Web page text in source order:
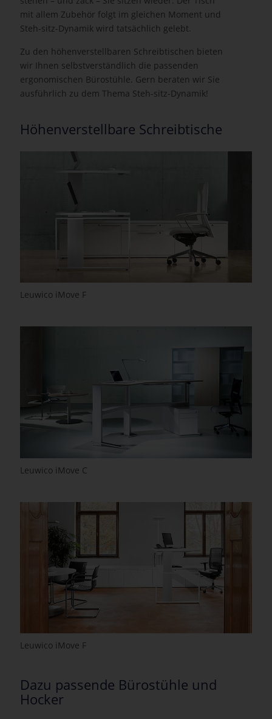
mit allem Zubehör folgt im gleichen Moment und
Steh-sitz-Dynamik wird tatsächlich gelebt.
Zu den höhenverstellbaren Schreibtischen bieten
wir Ihnen selbstverständlich die passenden
ergonomischen Bürostühle. Gern beraten wir Sie
ausführlich zu dem Thema Steh-sitz-Dynamik!
Höhenverstellbare Schreibtische
Leuwico iMove F
Leuwico iMove C
Leuwico iMove F
Dazu passende Bürostühle und
Hocker